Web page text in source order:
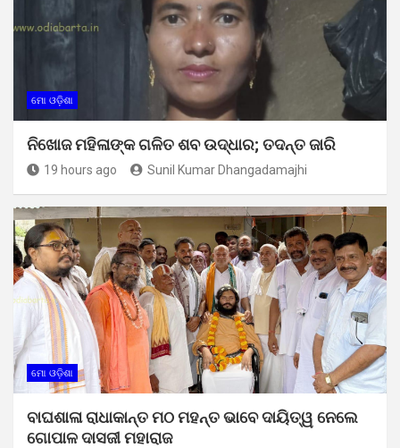
ମୋ ଓଡ଼ିଶା
ନିଖୋଜ ମହିଳାଙ୍କ ଗଳିତ ଶବ ଉଦ୍ଧାର; ତଦନ୍ତ ଜାରି
19 hours ago Sunil Kumar Dhangadamajhi
ମୋ ଓଡ଼ିଶା
ବାଘଶାଳା ରାଧାକାନ୍ତ ମଠ ମହନ୍ତ ଭାବେ ଦାୟିତ୍ୱ ନେଲେ
ଗୋପାଳ ଦାସଜୀ ମହାରାଜ